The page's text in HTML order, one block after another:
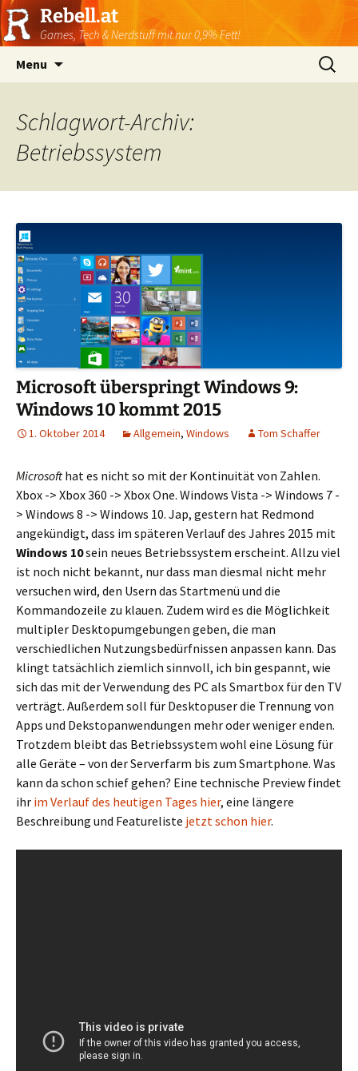
Rebell.at
Games, Tech & Nerdstuff mit nur 0,9% Fett!
Menu
Suchen
nach:
Schlagwort-Archiv:
Betriebssystem
Microsoft überspringt Windows 9:
Windows 10 kommt 2015
1. Oktober 2014 Allgemein, Windows Tom Schaffer
Microsofthat es nicht so mit der Kontinuität von Zahlen.
Xbox -> Xbox 360 -> Xbox One. Windows Vista -> Windows 7 -
> Windows 8 -> Windows 10. Jap, gestern hat Redmond
angekündigt, dass im späteren Verlauf des Jahres 2015 mit
Windows 10sein neues Betriebssystem erscheint. Allzu viel
ist noch nicht bekannt, nur dass man diesmal nicht mehr
versuchen wird, den Usern das Startmenü und die
Kommandozeile zu klauen. Zudem wird es die Möglichkeit
multipler Desktopumgebungen geben, die man
verschiedlichen Nutzungsbedürfnissen anpassen kann. Das
klingt tatsächlich ziemlich sinnvoll, ich bin gespannt, wie
sich das mit der Verwendung des PC als Smartbox für den TV
verträgt. Außerdem soll für Desktopuser die Trennung von
Apps und Dekstopanwendungen mehr oder weniger enden.
Trotzdem bleibt das Betriebssystem wohl eine Lösung für
alle Geräte – von der Serverfarm bis zum Smartphone. Was
kann da schon schief gehen? Eine technische Preview findet
ihr im Verlauf des heutigen Tages hier, eine längere
Beschreibung und Featureliste jetzt schon hier.